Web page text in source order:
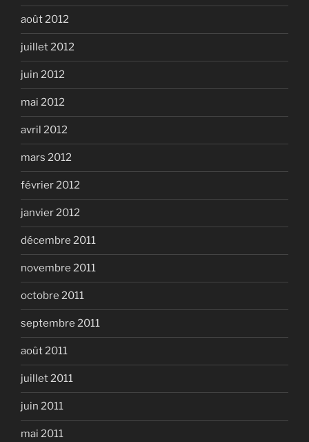
août 2012
juillet 2012
juin 2012
mai 2012
avril 2012
mars 2012
février 2012
janvier 2012
décembre 2011
novembre 2011
octobre 2011
septembre 2011
août 2011
juillet 2011
juin 2011
mai 2011